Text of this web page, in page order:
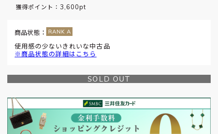
獲得ポイント： 3,600pt
商品状態：
使用感の少ないきれいな中古品
※商品状態の詳細はこちら
SOLD OUT